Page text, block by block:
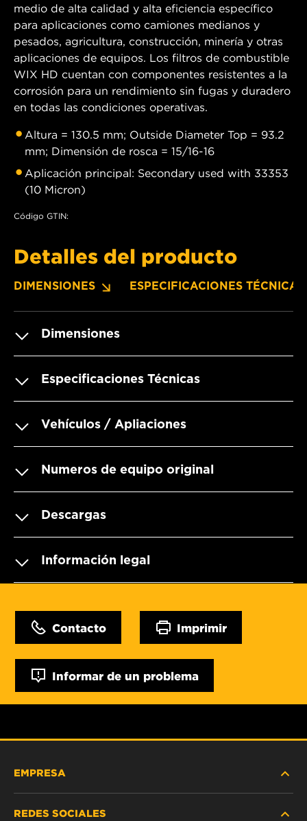
medio de alta calidad y alta eficiencia específico
para aplicaciones como camiones medianos y
pesados, agricultura, construcción, minería y otras
aplicaciones de equipos. Los filtros de combustible
WIX HD cuentan con componentes resistentes a la
corrosión para un rendimiento sin fugas y duradero
en todas las condiciones operativas.
Altura = 130.5 mm; Outside Diameter Top = 93.2
mm; Dimensión de rosca = 15/16-16
Aplicación principal: Secondary used with 33353
(10 Micron)
Código GTIN:
Detalles del producto
DIMENSIONES ESPECIFICACIONES TÉCNICAS
Dimensiones
Especificaciones Técnicas
Vehículos / Apliaciones
Numeros de equipo original
Descargas
Información legal
Contacto Imprimir
Informar de un problema
EMPRESA
REDES SOCIALES